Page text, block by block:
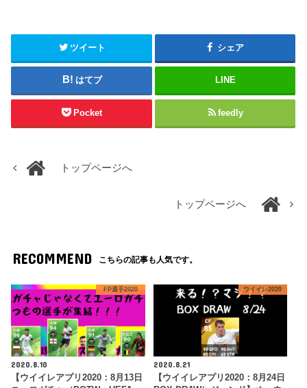
ツイート シェア
はてブ LINE
Pocket feedly
トップページへ
トップページへ
RECOMMEND こちらの記事も人気です。
FP選手2020
2020.8.10
【ウイイレアプリ2020：8月13日
ウイイレ2020
2020.8.21
【ウイイレアプリ2020：8月24日